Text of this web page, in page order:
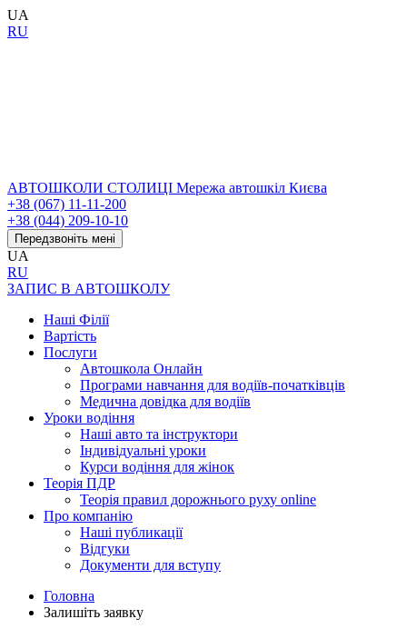
UA
RU
АВТОШКОЛИ СТОЛИЦІ Мережа автошкіл Києва
+38 (067) 11-11-200
+38 (044) 209-10-10
Передзвоніть мені
UA
RU
ЗАПИС В АВТОШКОЛУ
Наші Філії
Вартість
Послуги
Автошкола Онлайн
Програми навчання для водіїв-початківців
Медична довідка для водіїв
Уроки водіння
Наші авто та інструктори
Індивідуальні уроки
Курси водіння для жінок
Теорія ПДР
Теорія правил дорожнього руху online
Про компанію
Наші публикації
Відгуки
Документи для вступу
Головна
Залишіть заявку